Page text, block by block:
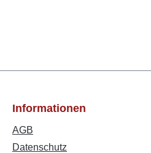
Informationen
AGB
Datenschutz